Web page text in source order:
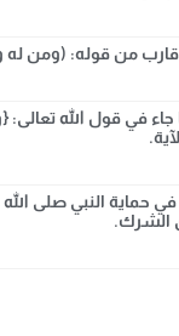
وسلّم، ولا من عمل
الشمراني
بعض ما رأى العلماء
الإسلام و نقض
باب ما جاء في قول الله
ما جاء في حماية النبي
الشرك.